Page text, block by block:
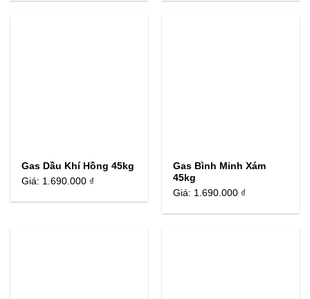
Gas Dầu Khí Hồng 45kg
Giá: 1.690.000 ₫
Gas Bình Minh Xám
45kg
Giá: 1.690.000 ₫